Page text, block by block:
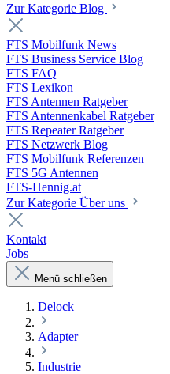
Zur Kategorie Blog
FTS Mobilfunk News
FTS Business Service Blog
FTS FAQ
FTS Lexikon
FTS Antennen Ratgeber
FTS Antennenkabel Ratgeber
FTS Repeater Ratgeber
FTS Netzwerk Blog
FTS Mobilfunk Referenzen
FTS 5G Antennen
FTS-Hennig.at
Zur Kategorie Über uns
Kontakt
Jobs
Menü schließen
Delock
Adapter
Industrie